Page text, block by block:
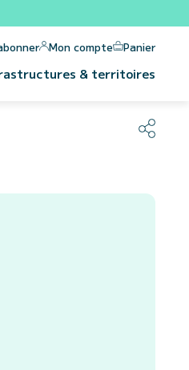
Mon compte Panier
& territoires